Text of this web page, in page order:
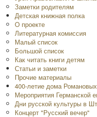
Заметки родителям
Детская книжная полка
O проекте
Литературная комиссия
Малый список
Большой список
Как читать книги детям
Статьи и заметки
Прочие материалы
400-летие дома Романовых
Мероприятия Германской
Дни русской культуры в
Концерт "Русский вечер"